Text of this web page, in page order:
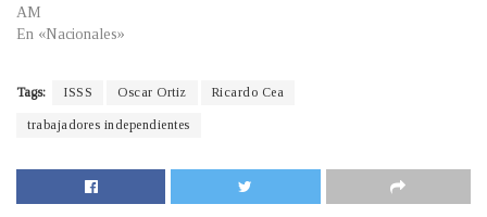
AM
En «Nacionales»
Tags: ISSS Oscar Ortiz Ricardo Cea
trabajadores independientes